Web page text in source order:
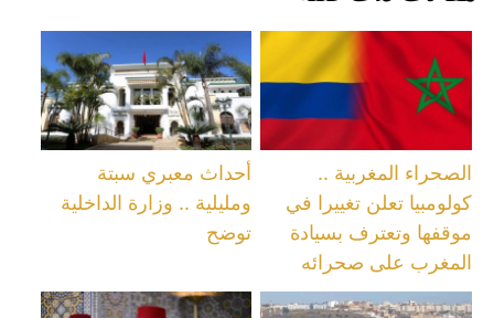
الصحراء المغربية ..
كولومبيا تعلن تغييرا في
موقفها وتعترف بسيادة
المغرب على صحرائه
أحداث معبري سبتة
ومليلية .. وزارة الداخلية
توضح